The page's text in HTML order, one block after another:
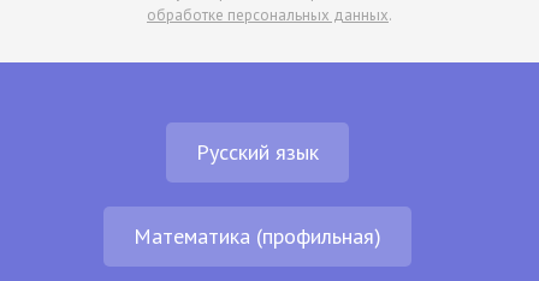
обработке персональных данных.
Русский язык
Математика (профильная)